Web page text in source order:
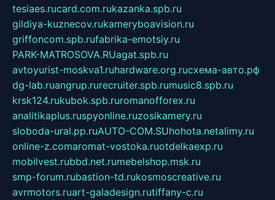
tesiaes.rucard.com.rukazanka.spb.ru
gildiya-kuznecov.rukameryboavision.ru
griffoncom.spb.rufabrika-emotsiy.ru
PARK-MATROSOVA.RUagat.spb.ru
avtoyurist-moskva1.ruhardware.org.ruсхема-авто.рф
dg-lab.ruangrup.rurecruiter.spb.rumusic8.spb.ru
krsk124.rukubok.spb.ruromanofforex.ru
analitikaplus.ruspyonline.ruzosikamery.ru
sloboda-ural.pp.ruAUTO-COM.SUhohota.netalimy.ru
online-z.comaromat-vostoka.ruotdelkaexp.ru
mobilvest.rubbd.net.rumebelshop.msk.ru
smp-forum.rubastion-td.rukosmoscreative.ru
avrmotors.ruart-galadesign.rutiffany-c.ru